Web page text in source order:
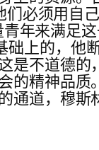
必须用自
年来满足这
础上的，他
不道德的
的精神品质
道，穆斯